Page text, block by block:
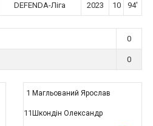
DEFENDA-Ліга 2023 10 94'
0
0
1 Магльований Ярослав
11 Шкондін Олександр